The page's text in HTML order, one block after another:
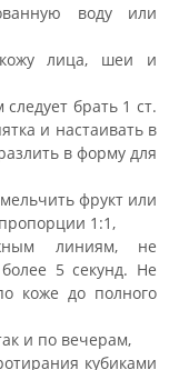
воду или
кожу лица, шеи и
брать 1 ст.
и настаивать в
в форму для
фрукт или
1:1,
линиям, не
5 секунд. Не
коже до полного
и по вечерам,
кубиками